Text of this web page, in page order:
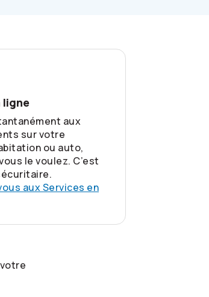
ligne
aux
sur votre
ou auto,
le voulez. C’est
aux Services en